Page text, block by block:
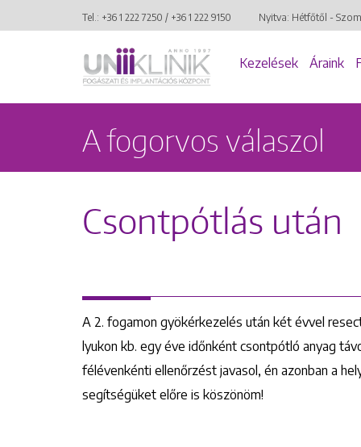
Tel.: +36 1 222 7250 / +36 1 222 9150 Nyitva: Hétfőtől -
Kezelések Áraink
A fogorvos válaszol
Csontpótlás után
A 2. fogamon gyökérkezelés után két évvel
lyukon kb. egy éve időnként csontpótló anyag
félévenkénti ellenőrzést javasol, én azonban a
segítségüket előre is köszönöm!